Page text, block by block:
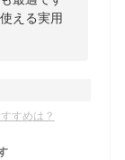
える実用
すめは？